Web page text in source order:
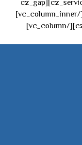
الاثنين إلى الجمعة ٩:٠٠ - ١٧:٠٠[/cz_service_box][cz_gap
height="0px" height_tablet="50px"][/vc_column_inner]
[/vc_row_inner][/cz_content_box][/vc_column]